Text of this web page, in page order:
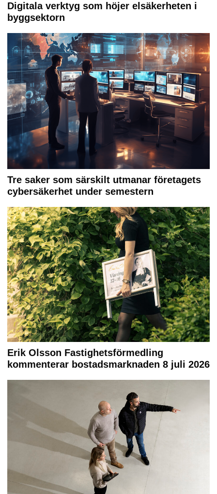
Digitala verktyg som höjer elsäkerheten i
byggsektorn
Tre saker som särskilt utmanar företagets
cybersäkerhet under semestern
Erik Olsson Fastighetsförmedling
kommenterar bostadsmarknaden 8 juli 2026